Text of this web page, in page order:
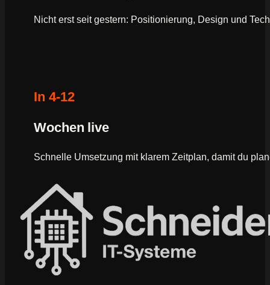
Nicht erst seit gestern: Positionierung, Design und
In 4-12
Wochen live
Schnelle Umsetzung mit klarem Zeitplan, damit du